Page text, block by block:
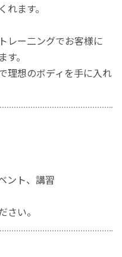
ます。
レー二ングでお客様に
。
理想のボディを手に入れ
ト、講習
い。